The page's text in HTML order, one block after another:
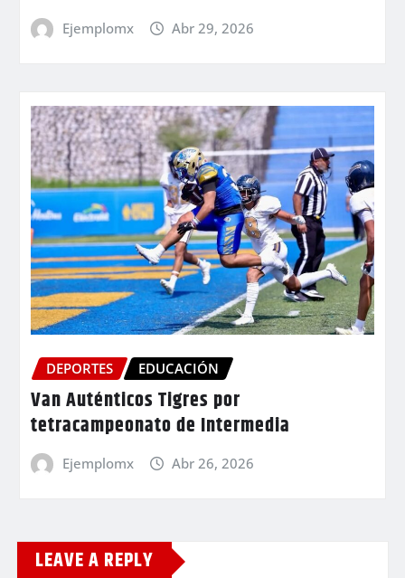
Ejemplomx Abr 29, 2026
DEPORTES EDUCACIÓN
Van Auténticos Tigres por
tetracampeonato de Intermedia
Ejemplomx Abr 26, 2026
LEAVE A REPLY